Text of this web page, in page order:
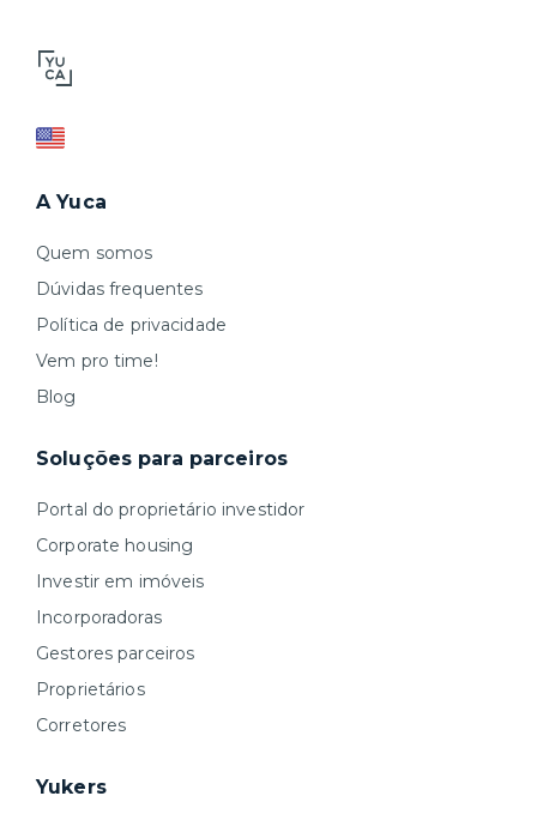
A Yuca
Quem somos
Dúvidas frequentes
Política de privacidade
Vem pro time!
Blog
Soluções para parceiros
Portal do proprietário investidor
Corporate housing
Investir em imóveis
Incorporadoras
Gestores parceiros
Proprietários
Corretores
Yukers